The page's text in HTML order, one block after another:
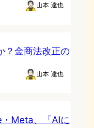
山本 達也
？金商法改正の
山本 達也
Meta、「AIに